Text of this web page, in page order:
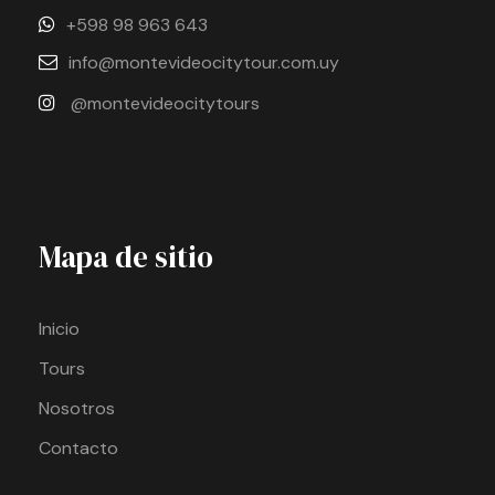
+598 98 963 643
info@montevideocitytour.com.uy
@montevideocitytours
Mapa de sitio
Inicio
Tours
Nosotros
Contacto